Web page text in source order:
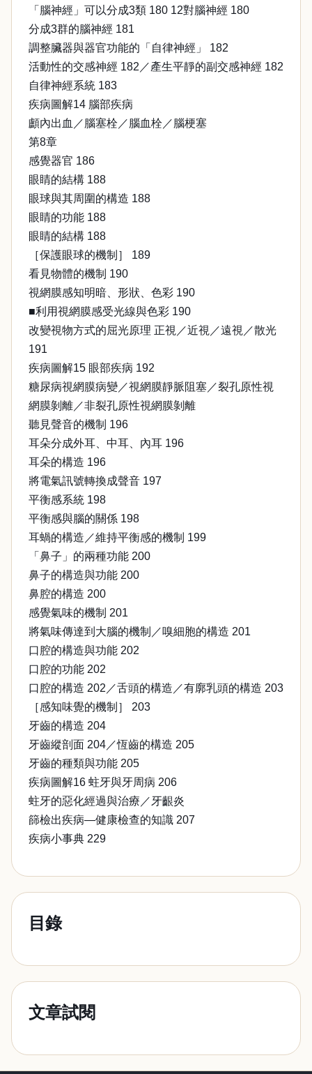
「腦神經」可以分成3類 180 12對腦神經 180
分成3群的腦神經 181
調整臟器與器官功能的「自律神經」 182
活動性的交感神經 182／產生平靜的副交感神經 182
自律神經系統 183
疾病圖解14 腦部疾病
顱內出血／腦塞栓／腦血栓／腦梗塞
第8章
感覺器官 186
眼睛的結構 188
眼球與其周圍的構造 188
眼睛的功能 188
眼睛的結構 188
［保護眼球的機制］ 189
看見物體的機制 190
視網膜感知明暗、形狀、色彩 190
■利用視網膜感受光線與色彩 190
改變視物方式的屈光原理 正視／近視／遠視／散光
191
疾病圖解15 眼部疾病 192
糖尿病視網膜病變／視網膜靜脈阻塞／裂孔原性視
網膜剝離／非裂孔原性視網膜剝離
聽見聲音的機制 196
耳朵分成外耳、中耳、內耳 196
耳朵的構造 196
將電氣訊號轉換成聲音 197
平衡感系統 198
平衡感與腦的關係 198
耳蝸的構造／維持平衡感的機制 199
「鼻子」的兩種功能 200
鼻子的構造與功能 200
鼻腔的構造 200
感覺氣味的機制 201
將氣味傳達到大腦的機制／嗅細胞的構造 201
口腔的構造與功能 202
口腔的功能 202
口腔的構造 202／舌頭的構造／有廓乳頭的構造 203
［感知味覺的機制］ 203
牙齒的構造 204
牙齒縱剖面 204／恆齒的構造 205
牙齒的種類與功能 205
疾病圖解16 蛀牙與牙周病 206
蛀牙的惡化經過與治療／牙齦炎
篩檢出疾病—健康檢查的知識 207
疾病小事典 229
目錄
文章試閱